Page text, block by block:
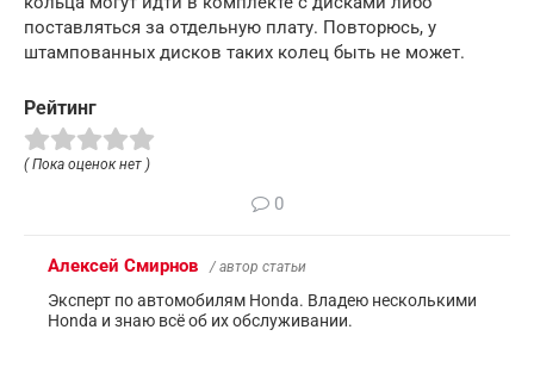
поставляться за отдельную плату. Повторюсь, у
штампованных дисков таких колец быть не может.
Рейтинг
( Пока оценок нет )
0
Алексей Смирнов / автор статьи
Эксперт по автомобилям Honda. Владею несколькими
Honda и знаю всё об их обслуживании.